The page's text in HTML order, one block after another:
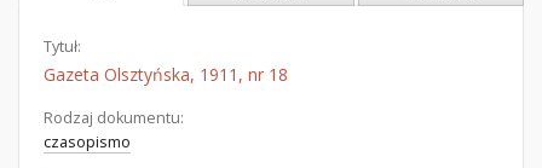
Tytuł:
Gazeta Olsztyńska, 1911, nr 18
Rodzaj dokumentu:
czasopismo